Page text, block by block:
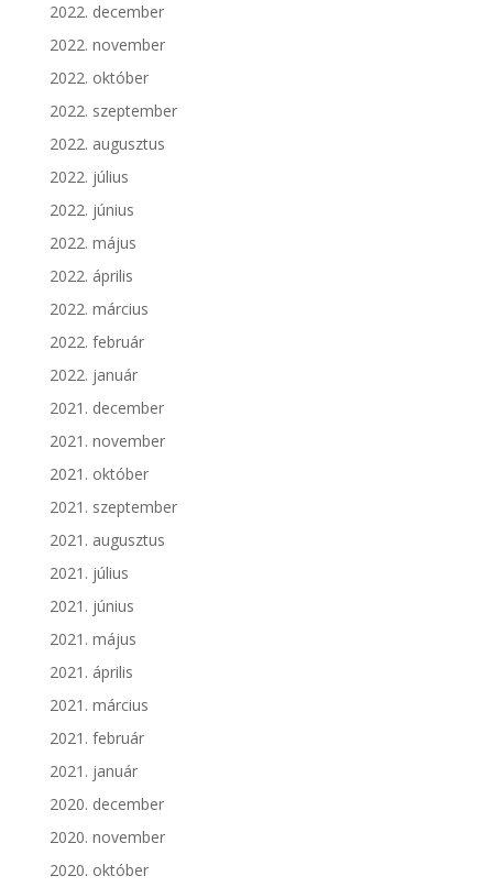
2022. december
2022. november
2022. október
2022. szeptember
2022. augusztus
2022. július
2022. június
2022. május
2022. április
2022. március
2022. február
2022. január
2021. december
2021. november
2021. október
2021. szeptember
2021. augusztus
2021. július
2021. június
2021. május
2021. április
2021. március
2021. február
2021. január
2020. december
2020. november
2020. október